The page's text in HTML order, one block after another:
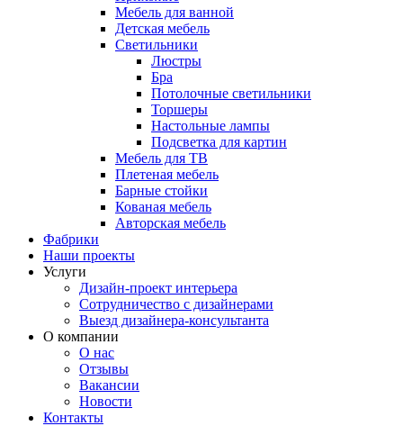
Мебель для ванной
Детская мебель
Светильники
Люстры
Бра
Потолочные светильники
Торшеры
Настольные лампы
Подсветка для картин
Мебель для ТВ
Плетеная мебель
Барные стойки
Кованая мебель
Авторская мебель
Фабрики
Наши проекты
Услуги
Дизайн-проект интерьера
Сотрудничество с дизайнерами
Выезд дизайнера-консультанта
О компании
О нас
Отзывы
Вакансии
Новости
Контакты